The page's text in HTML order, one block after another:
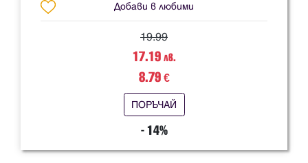
Добави в любими
19.99
17.19лв.
8.79€
ПОРЪЧАЙ
- 14%